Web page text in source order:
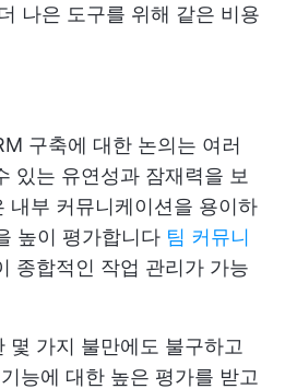
나은 도구를 위해 같은 비용
구축에 대한 논의는 여러
있는 유연성과 잠재력을 보
내부 커뮤니케이션을 용이하
높이 평가합니다 팀 커뮤니
종합적인 작업 관리가 가능
몇 가지 불만에도 불구하고
능에 대한 높은 평가를 받고